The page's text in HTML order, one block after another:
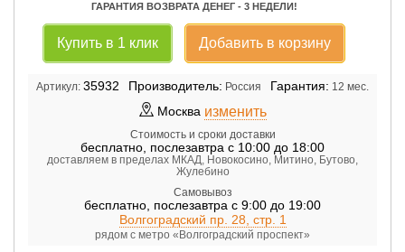
ГАРАНТИЯ ВОЗВРАТА ДЕНЕГ - 3 НЕДЕЛИ!
Купить в 1 клик Добавить в корзину
Артикул: 35932 Производитель: Россия Гарантия: 12 мес.
Москва изменить
Стоимость и сроки доставки
бесплатно послезавтра с 10:00 до 18:00
доставляем в пределах МКАД, Новокосино, Митино, Бутово,
Жулебино
Самовывоз
бесплатно послезавтра с 9:00 до 19:00
Волгоградский пр. 28, стр. 1
рядом с метро «Волгоградский проспект»